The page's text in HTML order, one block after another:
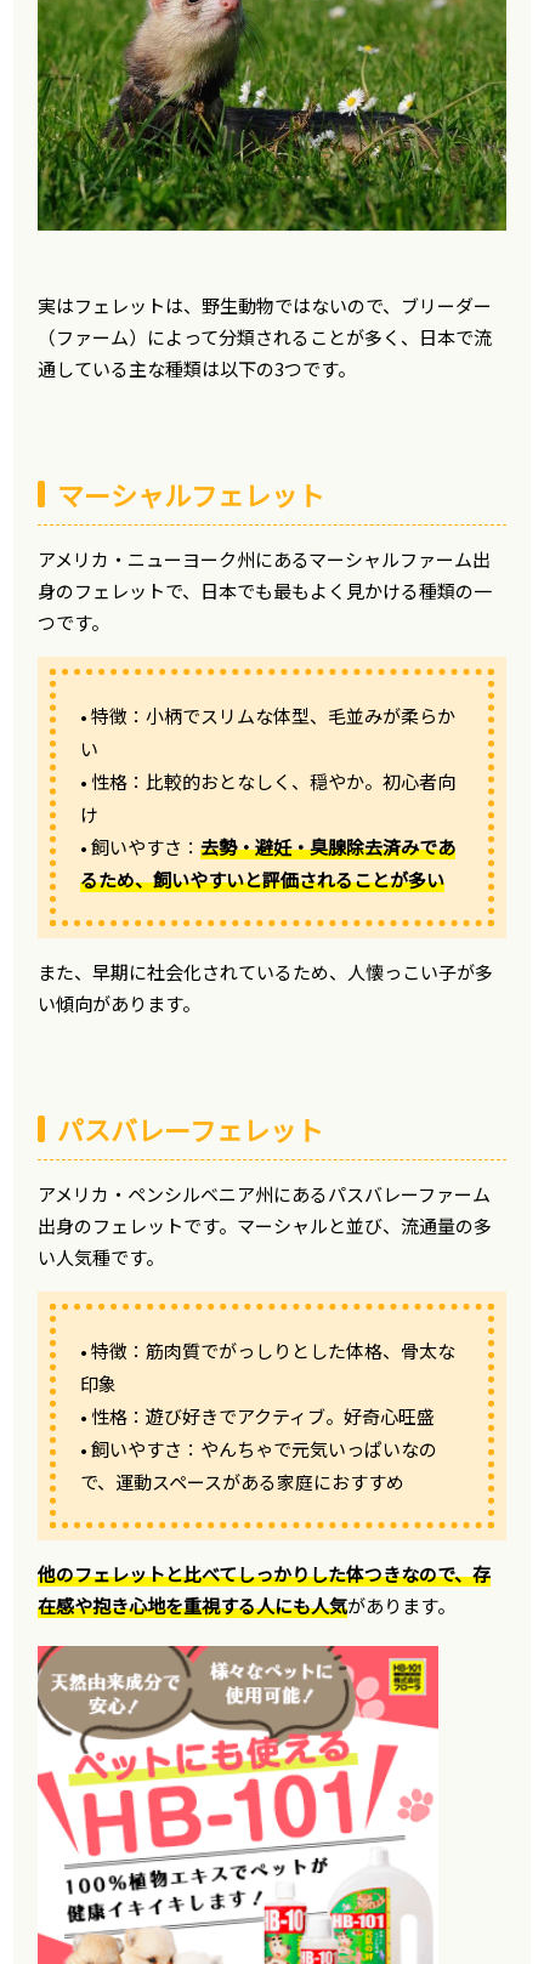
実はフェレットは、野生動物ではないので、ブリーダー
（ファーム）によって分類されることが多く、日本で流
通している主な種類は以下の3つです。
マーシャルフェレット
アメリカ・ニューヨーク州にあるマーシャルファーム出
身のフェレットで、日本でも最もよく見かける種類の一
つです。
• 特徴：小柄でスリムな体型、毛並みが柔らか
い
• 性格：比較的おとなしく、穏やか。初心者向
け
• 飼いやすさ：去勢・避妊・臭腺除去済みであ
るため、飼いやすいと評価されることが多い
また、早期に社会化されているため、人懐っこい子が多
い傾向があります。
パスバレーフェレット
アメリカ・ペンシルベニア州にあるパスバレーファーム
出身のフェレットです。マーシャルと並び、流通量の多
い人気種です。
• 特徴：筋肉質でがっしりとした体格、骨太な
印象
• 性格：遊び好きでアクティブ。好奇心旺盛
• 飼いやすさ：やんちゃで元気いっぱいなの
で、運動スペースがある家庭におすすめ
他のフェレットと比べてしっかりした体つきなので、存
在感や抱き心地を重視する人にも人気があります。